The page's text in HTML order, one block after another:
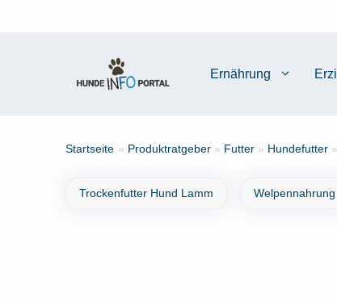
Ernährung
Startseite » Produktratgeber » Futter » Hundefutter »
Trockenfutter Hund Lamm Welpennahrung